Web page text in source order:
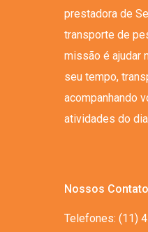
prestadora de
transporte de
missão é ajudar
seu tempo,
acompanhando
atividades do
Nossos
Telefones: (11)